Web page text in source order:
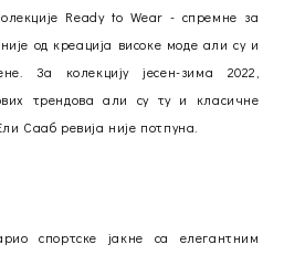
Ready to Wear - спремне за
од креација високе моде али су и
За колекцију јесен-зима 2022,
трендова али су ту и класичне
Сааб ревија није потпуна.
спортске јакне са елегантним